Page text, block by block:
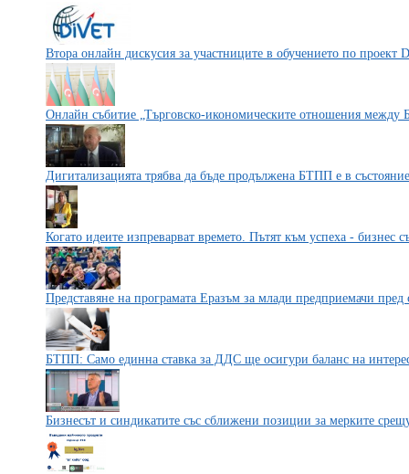
Втора онлайн дискусия за участниците в обучението по проект
Онлайн събитие „Търговско-икономическите отношения между
Дигитализацията трябва да бъде продължена БТПП е в
Когато идеите изпреварват времето. Пътят към успеха - бизнес
Представяне на програмата Еразъм за млади предприемачи
БТПП: Само единна ставка за ДДС ще осигури баланс на
Бизнесът и синдикатите със сближени позиции за мерките